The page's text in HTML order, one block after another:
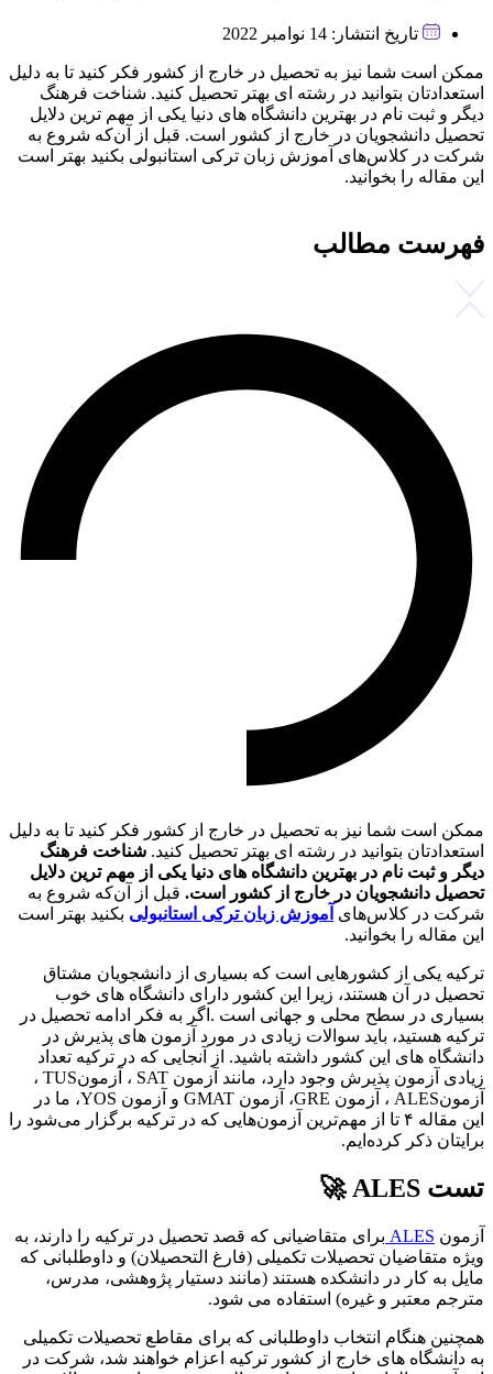
تاریخ انتشار: 14 نوامبر 2022
ممکن است شما نیز به تحصیل در خارج از کشور فکر کنید تا به دلیل
استعدادتان بتوانید در رشته ای بهتر تحصیل کنید. شناخت فرهنگ
دیگر و ثبت نام در بهترین دانشگاه های دنیا یکی از مهم ترین دلایل
تحصیل دانشجویان در خارج از کشور است. قبل از آن‌که شروع به
شرکت در کلاس‌های آموزش زبان ترکی استانبولی بکنید بهتر است
این مقاله را بخوانید.
فهرست مطالب
ممکن است شما نیز به تحصیل در خارج از کشور فکر کنید تا به دلیل
استعدادتان بتوانید در رشته ای بهتر تحصیل کنید. شناخت فرهنگ
دیگر و ثبت نام در بهترین دانشگاه های دنیا یکی از مهم ترین دلایل
تحصیل دانشجویان در خارج از کشور است. قبل از آن‌که شروع به
شرکت در کلاس‌های آموزش زبان ترکی استانبولی بکنید بهتر است
این مقاله را بخوانید.
ترکیه یکی از کشورهایی است که بسیاری از دانشجویان مشتاق
تحصیل در آن هستند، زیرا این کشور دارای دانشگاه های خوب
بسیاری در سطح محلی و جهانی است .اگر به فکر ادامه تحصیل در
ترکیه هستید، باید سوالات زیادی در مورد آزمون های پذیرش در
دانشگاه های این کشور داشته باشید. از آنجایی که در ترکیه تعداد
زیادی آزمون پذیرش وجود دارد، مانند آزمون SAT ، آزمونTUS ،
آزمونALES ، آزمون GRE، آزمون GMAT و آزمون YOS، ما در
این مقاله ۴ تا از مهم‌ترین آزمون‌هایی که در ترکیه برگزار می‌شود را
برایتان ذکر کرده‌ایم.
تست ALES
🚀
آزمون ALES برای متقاضیانی که قصد تحصیل در ترکیه را دارند، به
ویژه متقاضیان تحصیلات تکمیلی (فارغ التحصیلان) و داوطلبانی که
مایل به کار در دانشکده هستند (مانند دستیار پژوهشی، مدرس،
مترجم معتبر و غیره) استفاده می شود.
همچنین هنگام انتخاب داوطلبانی که برای مقاطع تحصیلات تکمیلی
به دانشگاه های خارج از کشور ترکیه اعزام خواهند شد، شرکت در